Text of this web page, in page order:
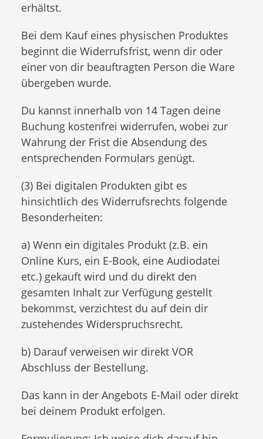
erhältst.
Bei dem Kauf eines physischen Produktes
beginnt die Widerrufsfrist, wenn dir oder
einer von dir beauftragten Person die Ware
übergeben wurde.
Du kannst innerhalb von 14 Tagen deine
Buchung kostenfrei widerrufen, wobei zur
Wahrung der Frist die Absendung des
entsprechenden Formulars genügt.
(3) Bei digitalen Produkten gibt es
hinsichtlich des Widerrufsrechts folgende
Besonderheiten:
a) Wenn ein digitales Produkt (z.B. ein
Online Kurs, ein E-Book, eine Audiodatei
etc.) gekauft wird und du direkt den
gesamten Inhalt zur Verfügung gestellt
bekommst, verzichtest du auf dein dir
zustehendes Widerspruchsrecht.
b) Darauf verweisen wir direkt VOR
Abschluss der Bestellung.
Das kann in der Angebots E-Mail oder direkt
bei deinem Produkt erfolgen.